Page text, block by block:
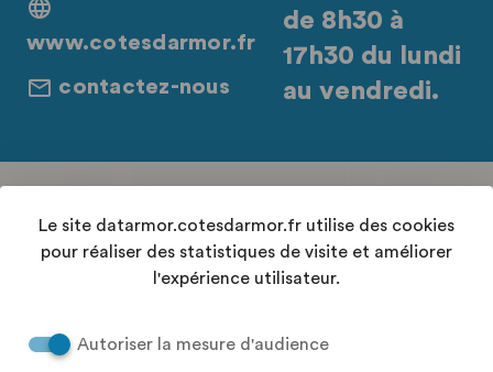
www.cotesdarmor.fr
contactez-nous
de 8h30 à
17h30 du lundi
au vendredi.
Conditions Générales d'Utilisation
Le site datarmor.cotesdarmor.fr utilise des cookies
pour réaliser des statistiques de visite et améliorer
l'expérience utilisateur.
Autoriser la mesure d'audience